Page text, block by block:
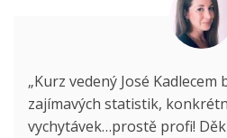
„Kurz vedený José
zajímavých statistik,
vychytávek…prostě profi!